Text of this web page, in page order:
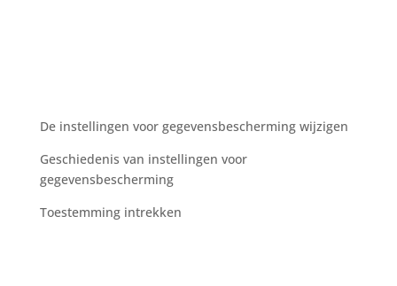
De instellingen voor gegevensbescherming wijzigen
Geschiedenis van instellingen voor
gegevensbescherming
Toestemming intrekken